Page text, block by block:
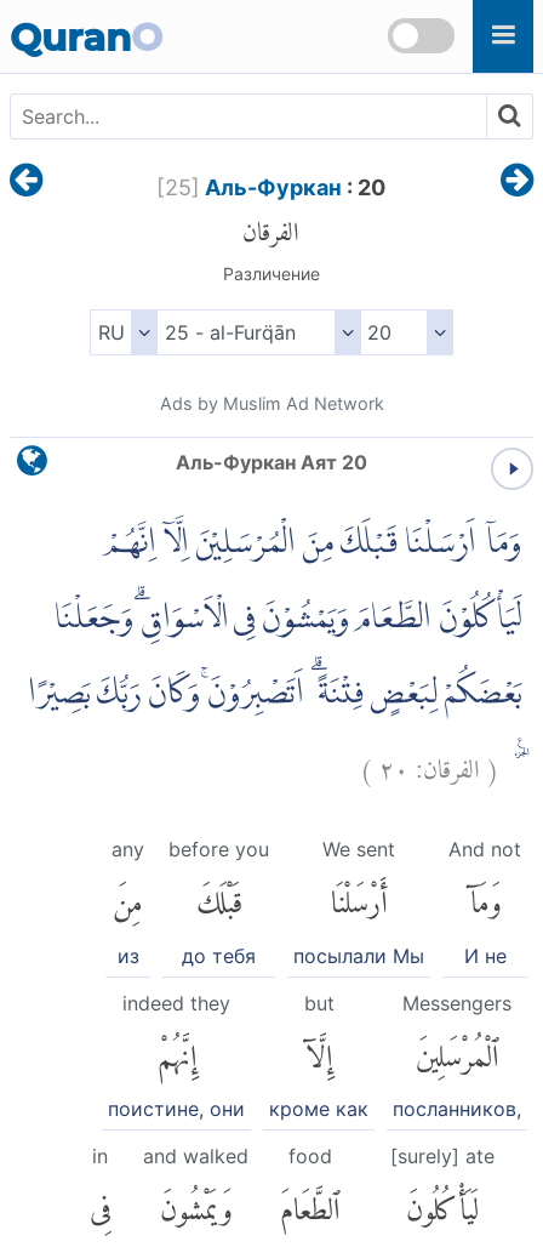
QuranO
[25] Аль-Фуркан : 20
الفرقان
Различение
Ads by Muslim Ad Network
Аль-Фуркан Аят 20
وَمَآ اَرْسَلْنَا قَبْلَكَ مِنَ الْمُرْسَلِيْنَ اِلَّآ اِنَّهُمْ
لَيَأْكُلُوْنَ الطَّعَامَ وَيَمْشُوْنَ فِى الْاَسْوَاقِۗ وَجَعَلْنَا
بَعْضَكُمْ لِبَعْضٍ فِتْنَةً ۗ اَتَصْبِرُوْنَۚ وَكَانَ رَبُّكَ بَصِيْرًا
ࣖ ۔ (الفرقان: ٢٠)
And not
وَمَآ
И не
We sent
أَرْسَلْنَا
посылали Мы
before you
قَبْلَكَ
до тебя
any
مِنَ
из
Messengers
ٱلْمُرْسَلِينَ
посланников,
but
إِلَّآ
кроме как
indeed they
إِنَّهُمْ
поистине, они
[surely] ate
لَيَأْكُلُونَ
food
ٱلطَّعَامَ
and walked
وَيَمْشُونَ
in
فِى